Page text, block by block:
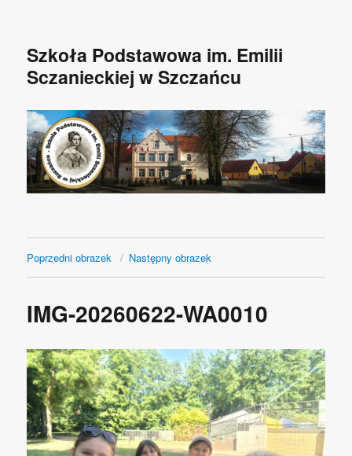
Szkoła Podstawowa im. Emilii
Sczanieckiej w Szczańcu
Poprzedni obrazek Następny obrazek
IMG-20260622-WA0010